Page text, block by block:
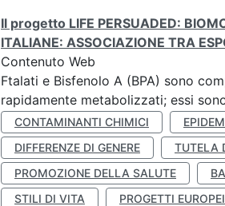
Il progetto LIFE PERSUADED:
ITALIANE: ASSOCIAZIONE TRA
Contenuto Web
Ftalati e Bisfenolo A (BPA) sono
rapidamente metabolizzati; essi
CONTAMINANTI CHIMICI
DIFFERENZE DI GENERE
TUTELA
PROMOZIONE DELLA SALUTE
STILI DI VITA
PROGETTI EUROPEI